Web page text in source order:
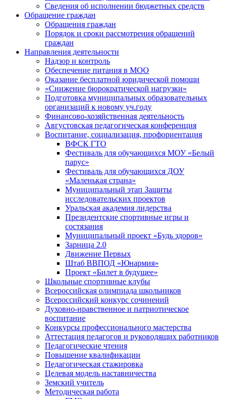
Сведения об исполнении бюджетных средств
Обращение граждан
Обращения граждан
Порядок и сроки рассмотрения обращений
граждан
Направления деятельности
Надзор и контроль
Обеспечение питания в МОО
Оказание бесплатной юридической помощи
«Снижение бюрократической нагрузки»
Подготовка муниципальных образовательных
организаций к новому уч.году
Финансово-хозяйственная деятельность
Августовская педагогическая конференция
Воспитание, социализация, профориентация
ВФСК ГТО
Фестиваль для обучающихся МОУ «Белый
парус»
Фестиваль для обучающихся ДОУ
«Маленькая страна»
Муниципальный этап Защиты
исследовательских проектов
Уральская академия лидерства
Президентские спортивные игры и
состязания
Муниципальный проект «Будь здоров»
Зарница 2.0
Движение Первых
Штаб ВВПОД «Юнармия»
Проект «Билет в будущее»
Школьные спортивные клубы
Всероссийская олимпиада школьников
Всероссийский конкурс сочинений
Духовно-нравственное и патриотическое
воспитание
Конкурсы профессионального мастерства
Аттестация педагогов и руководящих работников
Педагогические чтения
Повышение квалификации
Педагогическая стажировка
Целевая модель наставничества
Земский учитель
Методическая работа